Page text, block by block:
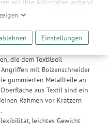
wir Ihre Aktivitäten anhand
nachvollziehen. Dies
sowie Funktionalitäten
stetig zu verbessern. Dabei
und Werbepartner
erfolgt ausschließlich zum
Inhalten und der
Reichweitenmessungen,
Werbung.
den Drittanbietern
unter Einstellungen. Diese
Einstellungen
gegen nerviges Klappern
im Kern aller Textilseile
gegen Angriffe mit
die dem Textilseil
mit Bolzenschneider
gummierten Metallteile an
aus Textil sind ein
Rahmen vor Kratzern
leichtes Gewicht